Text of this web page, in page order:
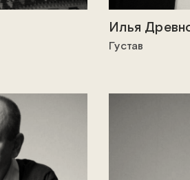
Илья
Густав